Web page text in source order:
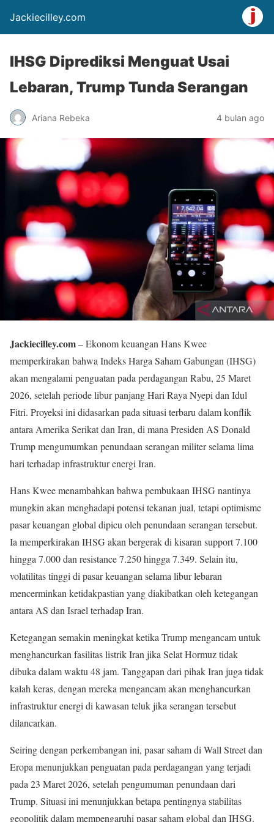
Jackiecilley.com
IHSG Diprediksi Menguat Usai
Lebaran, Trump Tunda Serangan
Ariana Rebeka 4 bulan ago
Jackiecilley.com– Ekonom keuangan Hans Kwee
memperkirakan bahwa Indeks Harga Saham Gabungan (IHSG)
akan mengalami penguatan pada perdagangan Rabu, 25 Maret
2026, setelah periode libur panjang Hari Raya Nyepi dan Idul
Fitri. Proyeksi ini didasarkan pada situasi terbaru dalam konflik
antara Amerika Serikat dan Iran, di mana Presiden AS Donald
Trump mengumumkan penundaan serangan militer selama lima
hari terhadap infrastruktur energi Iran.
Hans Kwee menambahkan bahwa pembukaan IHSG nantinya
mungkin akan menghadapi potensi tekanan jual, tetapi optimisme
pasar keuangan global dipicu oleh penundaan serangan tersebut.
Ia memperkirakan IHSG akan bergerak di kisaran support 7.100
hingga 7.000 dan resistance 7.250 hingga 7.349. Selain itu,
volatilitas tinggi di pasar keuangan selama libur lebaran
mencerminkan ketidakpastian yang diakibatkan oleh ketegangan
antara AS dan Israel terhadap Iran.
Ketegangan semakin meningkat ketika Trump mengancam untuk
menghancurkan fasilitas listrik Iran jika Selat Hormuz tidak
dibuka dalam waktu 48 jam. Tanggapan dari pihak Iran juga tidak
kalah keras, dengan mereka mengancam akan menghancurkan
infrastruktur energi di kawasan teluk jika serangan tersebut
dilancarkan.
Seiring dengan perkembangan ini, pasar saham di Wall Street dan
Eropa menunjukkan penguatan pada perdagangan yang terjadi
pada 23 Maret 2026, setelah pengumuman penundaan dari
Trump. Situasi ini menunjukkan betapa pentingnya stabilitas
geopolitik dalam mempengaruhi pasar saham global dan IHSG.